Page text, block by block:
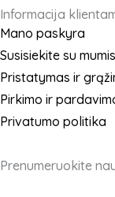
Informacija
Mano paskyra
Susisiekite su mumis
Pristatymas ir
Pirkimo ir
Privatumo politika
Prenumeruokite